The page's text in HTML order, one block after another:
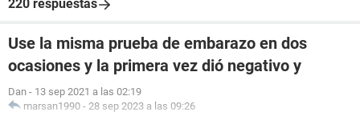
220 respuestas
Use la misma prueba de embarazo en dos
ocasiones y la primera vez dió negativo y
Dan - 13 sep 2021 a las 02:19
marsan1990 - 28 sep 2023 a las 09:26